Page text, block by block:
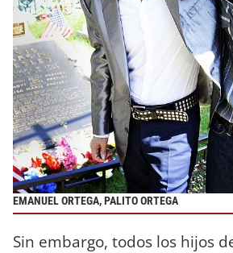
EMANUEL ORTEGA, PALITO ORTEGA
Sin embargo, todos los hijos